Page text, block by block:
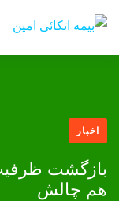
اخبار
بازگشت
هم چالش